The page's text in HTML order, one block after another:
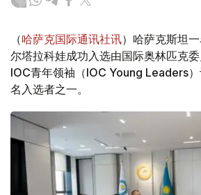
（哈萨克国际通讯社讯）哈萨克斯坦
尔塔拉科娃成功入选由国际奥林匹克
IOC青年领袖（IOC Young Leaders
名入选者之一。